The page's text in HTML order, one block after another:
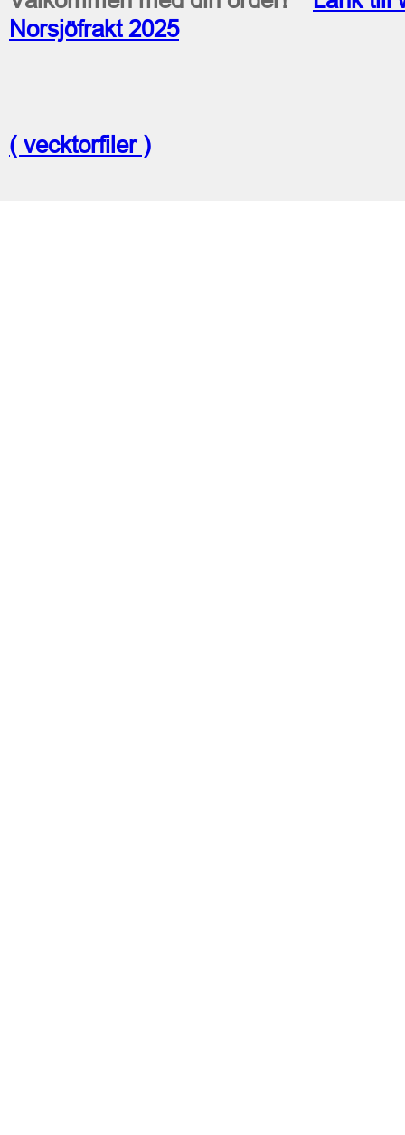
Norsjöfrakt 2025
( vecktorfiler )